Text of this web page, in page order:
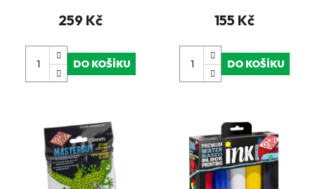
259 Kč
DO KOŠÍKU
155 Kč
DO KOŠÍKU